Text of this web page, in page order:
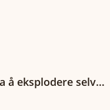
å eksplodere selv…